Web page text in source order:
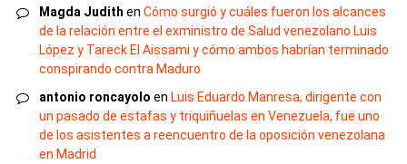
Magda Judith en Cómo surgió y cuáles fueron los alcances
de la relación entre el exministro de Salud venezolano Luis
López y Tareck El Aissami y cómo ambos habrían terminado
conspirando contra Maduro
antonio roncayolo en Luis Eduardo Manresa, dirigente con
un pasado de estafas y triquiñuelas en Venezuela, fue uno
de los asistentes a reencuentro de la oposición venezolana
en Madrid